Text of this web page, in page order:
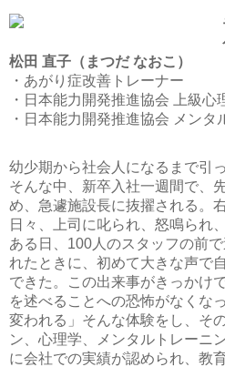
松田 直子（まつだ なおこ）
・あがり症改善トレーナー
・日本能力開発推進協会 上級心
・日本能力開発推進協会 メンタ
幼少期から社会人になるまで引
そんな中、新卒入社一週間で、
め、急遽施設長に抜擢される。
日々、上司に叱られ、怒鳴られ
ある日、100人のスタッフの前
れたときに、初めて大きな声で
できた。この出来事がきっかけ
を述べることへの恐怖がなくな
変われる」そんな体験をし、そ
ン、心理学、メンタルトレーニ
に会社での実績が認められ、教